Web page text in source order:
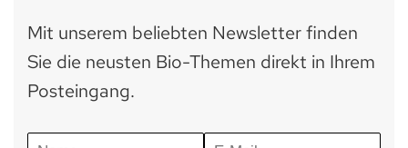
Mit unserem beliebten Newsletter finden
Sie die neusten Bio-Themen direkt in Ihrem
Posteingang.